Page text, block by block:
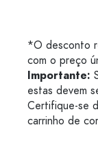
*O desconto
com o preço
Importante:
estas devem
Certifique-se
carrinho de